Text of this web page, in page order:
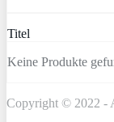
Titel
Keine Produkte
Copyright © 2022 -